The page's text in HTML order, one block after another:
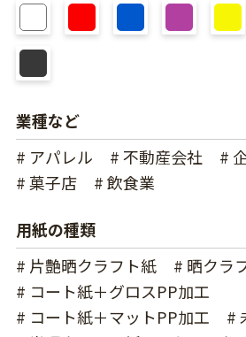
業種など
# アパレル
# 不動産会社 #
# 菓子店
# 飲食業
用紙の種類
# 片艶晒クラフト紙
# 晒クラ
# コート紙＋グロスPP加工
# コート紙＋マットPP加工
#